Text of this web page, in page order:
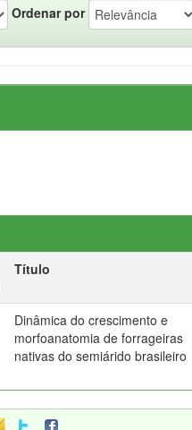
Ordenar por
Título
Dinâmica do crescimento e
morfoanatomia de forrageiras
nativas do semiárido brasileiro